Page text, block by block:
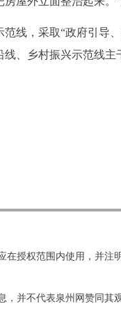
线，采取“政府引导
、乡村振兴示范线
授权范围内使用，并
并不代表泉州网赞同其